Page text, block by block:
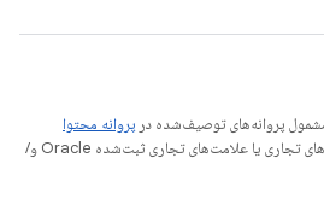
پروانه‌های توصیف‌شده در پروانه محتوا
هستند. جاوا و OpenJDK علامت‌های تجاری یا علامت‌های تجاری ثبت‌شده Oracle و/